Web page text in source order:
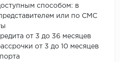
способом: в
или по СМС
от 3 до 36 месяцев
от 3 до 10 месяцев